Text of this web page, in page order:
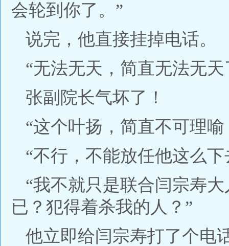
会轮到你了。”
说完，他直接挂掉电话。
“无法无天，简直无法无天
张副院长气坏了！
“这个叶扬，简直不可理喻
“不行，不能放任他这么下
“我不就只是联合闫宗寿
已？犯得着杀我的人？”
他立即给闫宗寿打了个电